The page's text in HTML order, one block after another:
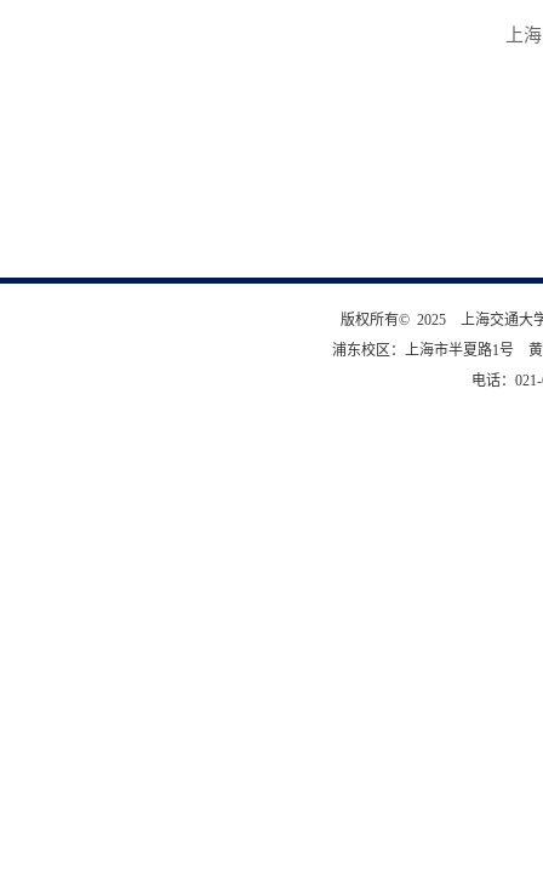
版权所有© 2025 上海交通大
浦东校区：上海市半夏路1号
电话：
上